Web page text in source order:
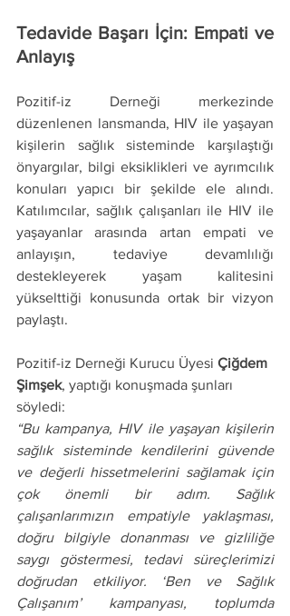
Tedavide Başarı İçin: Empati ve
Anlayış
Pozitif-iz Derneği merkezinde
düzenlenen lansmanda, HIV ile yaşayan
kişilerin sağlık sisteminde karşılaştığı
önyargılar, bilgi eksiklikleri ve ayrımcılık
konuları yapıcı bir şekilde ele alındı.
Katılımcılar, sağlık çalışanları ile HIV ile
yaşayanlar arasında artan empati ve
anlayışın, tedaviye devamlılığı
destekleyerek yaşam kalitesini
yükselttiği konusunda ortak bir vizyon
paylaştı.
Pozitif-iz Derneği Kurucu Üyesi Çiğdem
Şimşek, yaptığı konuşmada şunları
söyledi:
“Bu kampanya, HIV ile yaşayan kişilerin
sağlık sisteminde kendilerini güvende
ve değerli hissetmelerini sağlamak için
çok önemli bir adım. Sağlık
çalışanlarımızın empatiyle yaklaşması,
doğru bilgiyle donanması ve gizliliğe
saygı göstermesi, tedavi süreçlerimizi
doğrudan etkiliyor. ‘Ben ve Sağlık
Çalışanım’ kampanyası, toplumda